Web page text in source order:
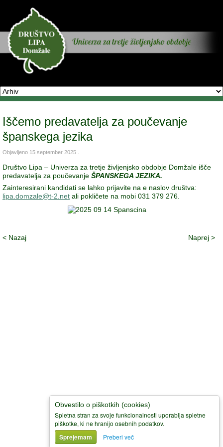
Iščemo predavatelja za poučevanje
španskega jezika
Objavljeno 15 september 2025
Društvo Lipa – Univerza za tretje življenjsko obdobje Domžale išče
predavatelja za poučevanje ŠPANSKEGA JEZIKA.
Zainteresirani kandidati se lahko prijavite na e naslov društva:
lipa.domzale@t-2.net ali pokličete na mobi 031 379 276.
< Nazaj Naprej >
Obvestilo o piškotkih (cookies)
Spletna stran za svoje funkcionalnosti uporablja spletne
piškotke, ki ne hranijo osebnih podatkov.
Sprejemam Preberi več